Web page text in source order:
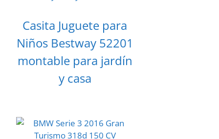
Casita Juguete para
Niños Bestway 52201
montable para jardín
y casa